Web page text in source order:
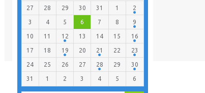
27 28 29 30 31 1 2
3 4 5 6 7 8 9
10 11 12 13 14 15 16
17 18 19 20 21 22 23
24 25 26 27 28 29 30
31 1 2 3 4 5 6